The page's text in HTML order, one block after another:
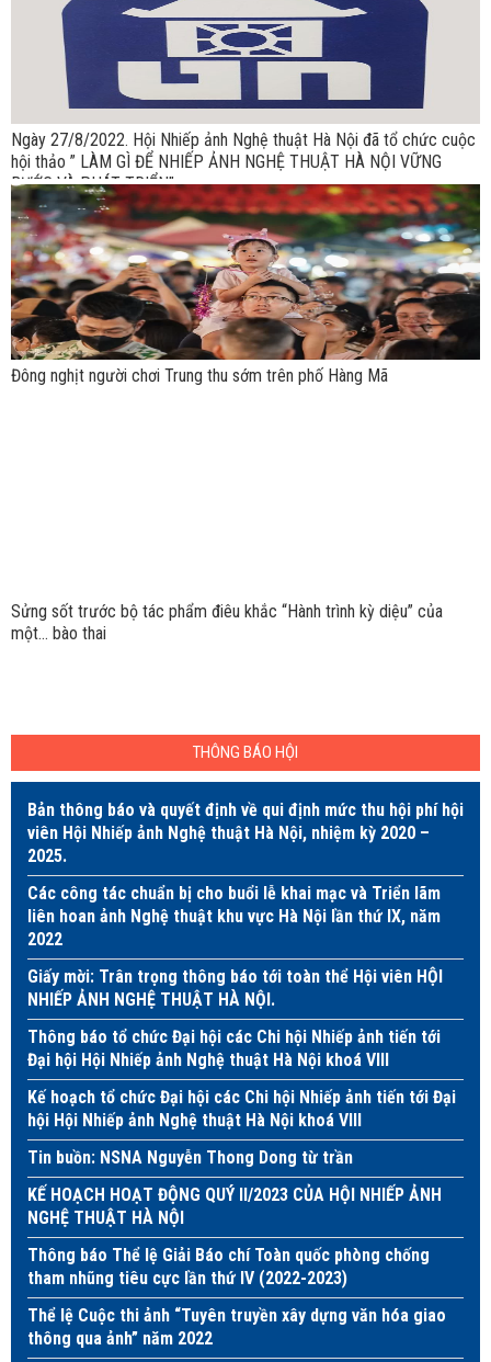
Ngày 27/8/2022. Hội Nhiếp ảnh Nghệ thuật Hà Nội đã tổ chức cuộc
hội thảo ” LÀM GÌ ĐỂ NHIẾP ẢNH NGHỆ THUẬT HÀ NỘI VỮNG
BƯỚC VÀ PHÁT TRIỂN”.
Đông nghịt người chơi Trung thu sớm trên phố Hàng Mã
Sửng sốt trước bộ tác phẩm điêu khắc “Hành trình kỳ diệu” của
một… bào thai
THÔNG BÁO HỘI
Bản thông báo và quyết định về qui định mức thu hội phí hội
viên Hội Nhiếp ảnh Nghệ thuật Hà Nội, nhiệm kỳ 2020 –
2025.
Các công tác chuẩn bị cho buổi lễ khai mạc và Triển lãm
liên hoan ảnh Nghệ thuật khu vực Hà Nội lần thứ IX, năm
2022
Giấy mời: Trân trọng thông báo tới toàn thể Hội viên HỘI
NHIẾP ẢNH NGHỆ THUẬT HÀ NỘI.
Thông báo tổ chức Đại hội các Chi hội Nhiếp ảnh tiến tới
Đại hội Hội Nhiếp ảnh Nghệ thuật Hà Nội khoá VIII
Kế hoạch tổ chức Đại hội các Chi hội Nhiếp ảnh tiến tới Đại
hội Hội Nhiếp ảnh Nghệ thuật Hà Nội khoá VIII
Tin buồn: NSNA Nguyễn Thong Dong từ trần
KẾ HOẠCH HOẠT ĐỘNG QUÝ II/2023 CỦA HỘI NHIẾP ẢNH
NGHỆ THUẬT HÀ NỘI
Thông báo Thể lệ Giải Báo chí Toàn quốc phòng chống
tham nhũng tiêu cực lần thứ IV (2022-2023)
Thể lệ Cuộc thi ảnh “Tuyên truyền xây dựng văn hóa giao
thông qua ảnh” năm 2022